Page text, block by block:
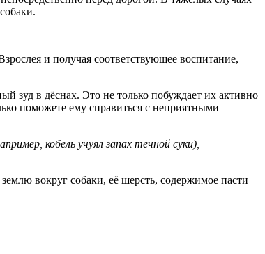
и получая соответствующее воспитание,
зуд в дёснах. Это не только побуждает их активно
поможете ему справиться с неприятными
кобель учуял запах течной суки),
вокруг собаки, её шерсть, содержимое пасти